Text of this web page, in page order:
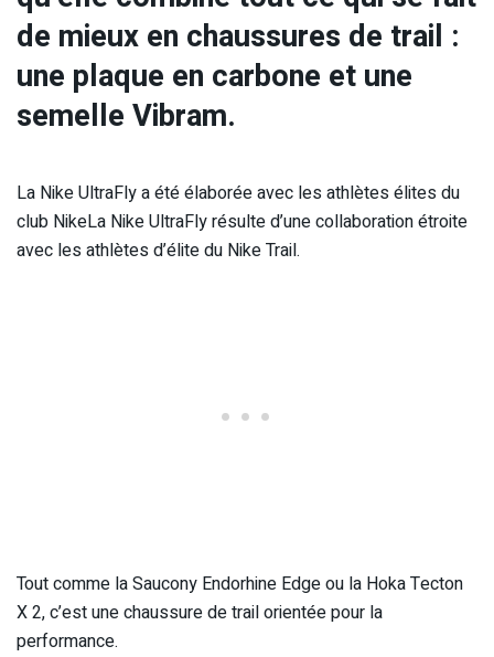
de mieux en chaussures de trail :
une plaque en carbone et une
semelle Vibram.
La Nike UltraFly a été élaborée avec les athlètes élites du
club NikeLa Nike UltraFly résulte d’une collaboration étroite
avec les athlètes d’élite du Nike Trail.
Tout comme la Saucony Endorhine Edge ou la Hoka Tecton
X 2, c’est une chaussure de trail orientée pour la
performance.